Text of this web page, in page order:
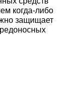
когда-либо
защищает